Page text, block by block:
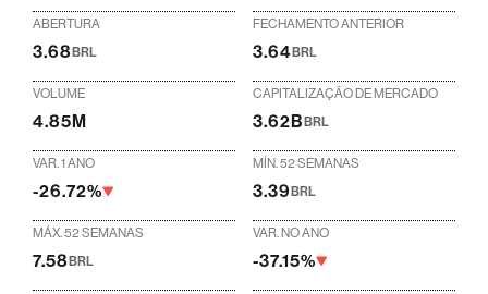
ABERTURA
3.68BRL
FECHAMENTO ANTERIOR
3.64BRL
VOLUME
4.85M
CAPITALIZAÇÃO DE MERCADO
3.62BBRL
VAR. 1 ANO
-26.72%
MÍN. 52 SEMANAS
3.39BRL
MÁX. 52 SEMANAS
7.58BRL
VAR. NO ANO
-37.15%